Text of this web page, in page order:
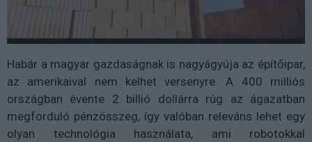
Habár a magyar gazdaságnak is nagyágyúja az építőipar,
az amerikaival nem kelhet versenyre. A 400 milliós
országban évente 2 billió dollárra rúg az ágazatban
megforduló pénzösszeg, így valóban releváns lehet egy
olyan technológia használata, ami robotokkal